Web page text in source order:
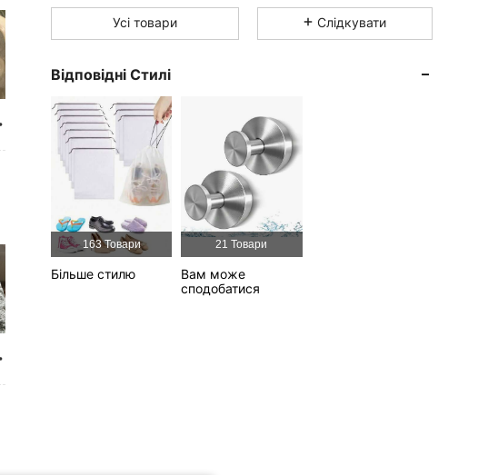
4,76
4,76
4,76 721
45
4,76 45 721
45
Усі товари Слідкувати
Відповідні Стилі
163 Товари
Більше стилю
21 Товари
Вам може
сподобатися